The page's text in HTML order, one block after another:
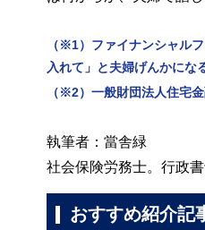
（※1）ファイナンシャル
入れて」と夫婦げんかにな
（※2）一般財団法人住宅
執筆者：當舎緑
社会保険労務士。行政書
おすすめ紹介記